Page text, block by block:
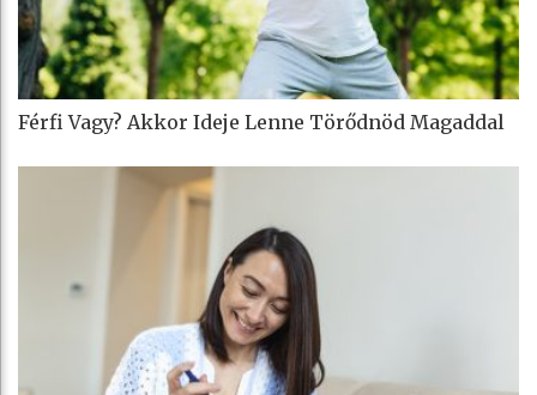
Férfi Vagy? Akkor Ideje Lenne Törődnöd Magaddal